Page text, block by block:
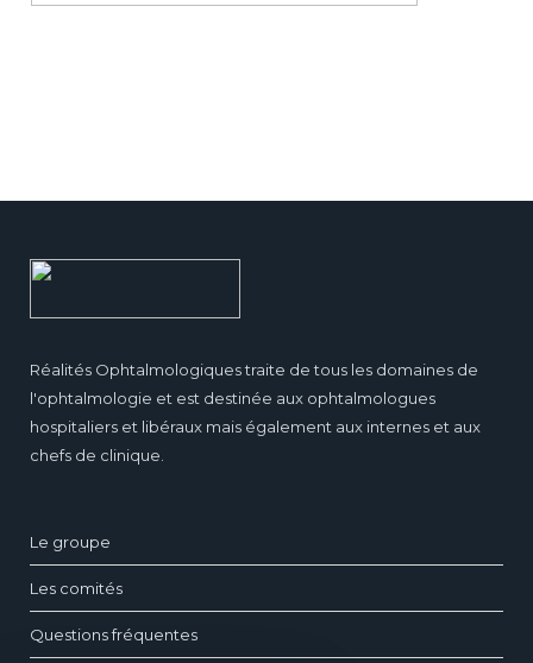
Réalités Ophtalmologiques traite de tous les domaines de
l'ophtalmologie et est destinée aux ophtalmologues
hospitaliers et libéraux mais également aux internes et aux
chefs de clinique.
Le groupe
Les comités
Questions fréquentes